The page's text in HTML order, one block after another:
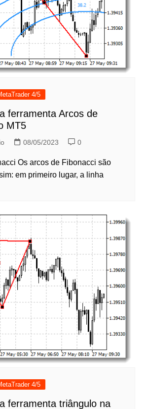
4/5
ferramenta Arcos de
MT5
08/05/2023 0
Os arcos de Fibonacci são
em primeiro lugar, a linha
4/5
ferramenta triângulo na